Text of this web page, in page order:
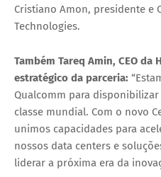
Cristiano Amon, presidente e
Technologies.
Também Tareq Amin, CEO da
estratégico da parceria:
Qualcomm para
classe mundial. Com o novo
unimos capacidades para
nossos data centers e
liderar a próxima era da